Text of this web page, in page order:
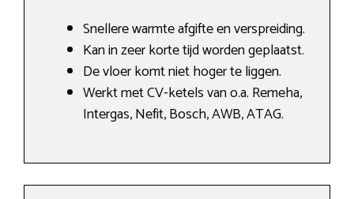
Snellere warmte afgifte en verspreiding.
Kan in zeer korte tijd worden geplaatst.
De vloer komt niet hoger te liggen.
Werkt met CV-ketels van o.a. Remeha,
Intergas, Nefit, Bosch, AWB, ATAG.